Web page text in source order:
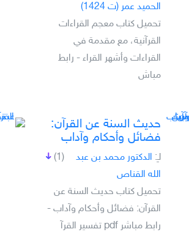
الحميد عمر (ت 1424)
تحميل كتاب معجم القراءات
القرآنية، مع مقدمة في
القراءات وأشهر القراء - رابط
مباش
حديث السنة عن القرآن:
فضائل وأحكام وآداب
(1) لـِ: الدكتور محمد بن عبد
الله القناص
تحميل كتاب حديث السنة عن
القرآن: فضائل وأحكام وآداب -
رابط مباشر pdf تفسير القرآ